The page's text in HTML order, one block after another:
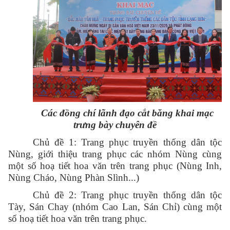
Các đồng chí lãnh đạo cắt băng khai mạc
trưng bày chuyên đề
Chủ đề 1: Trang phục truyền thống dân tộc
Nùng, giới thiệu trang phục các nhóm Nùng cùng
một số hoạ tiết hoa văn trên trang phục (Nùng Inh,
Nùng Cháo, Nùng Phàn Slình...)
Chủ đề 2: Trang phục truyền thống dân tộc
Tày, Sán Chay (nhóm Cao Lan, Sán Chỉ) cùng một
số hoạ tiết hoa văn trên trang phục.